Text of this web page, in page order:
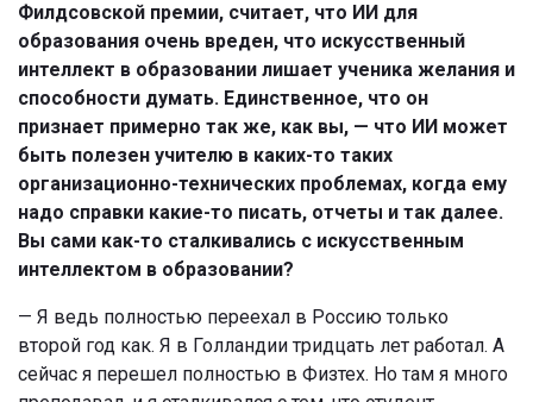
Филдсовской премии, считает, что ИИ для
образования очень вреден, что искусственный
интеллект в образовании лишает ученика желания и
способности думать. Единственное, что он
признает примерно так же, как вы, — что ИИ может
быть полезен учителю в каких-то таких
организационно-технических проблемах, когда ему
надо справки какие-то писать, отчеты и так далее.
Вы сами как-то сталкивались с искусственным
интеллектом в образовании?
— Я ведь полностью переехал в Россию только
второй год как. Я в Голландии тридцать лет работал. А
сейчас я перешел полностью в Физтех. Но там я много